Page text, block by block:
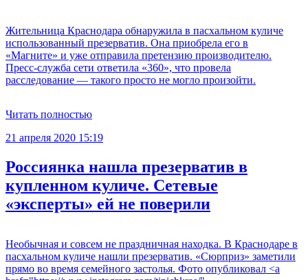
Жительница Краснодара обнаружила в пасхальном куличе
использованный презерватив. Она приобрела его в
«Магните» и уже отправила претензию производителю.
Пресс-служба сети ответила «360», что провела
расследование — такого просто не могло произойти.
Читать полностью
21 апреля 2020 15:19
Россиянка нашла презерватив в
купленном куличе. Сетевые
«эксперты» ей не поверили
Необычная и совсем не праздничная находка. В Краснодаре в
пасхальном куличе нашли презерватив. «Сюрприз» заметили
прямо во время семейного застолья. Фото опубликовал <a